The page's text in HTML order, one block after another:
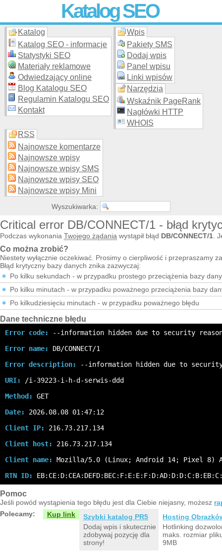
Katalog SEO
Skuteczna i promocja stron WWW –
moderowanego katalogu za darmo!
Katalog
Katalog SEO - informacje
Statystyki SEO
Materiały reklamowe
Odwiedzający online
Blog Katalogu SEO
Regulamin Katalogu SEO
Kontakt
Wpis
Pakiety SMS
Dodaj wpis
Panel wpisu
Linki wpisów
Narzędzia
Wskaźnik PageRank
Nagłówki HTTP
WHOIS
RSS
Najnowsze komentarze
Najnowsze wpisy
Najnowsze wpisy SMS
Najnowsze wpisy SEO
Najnowsze wpisy Mini
Wyszukiwarka:
Critical error DB/CONNECT/1 - błąd
Podczas wykonania Twojego żądania wystąpił błąd DB/CONNECT/1 .
Co można zrobić?
Niestety wyłącznie oczekiwać. Prosimy o cierpliwość i przepraszamy
Błąd krytyczny bazy danych znika zazwyczaj:
Po kilku sekundach - w przypadku prostego przeciążenia bazy
Po kilku minutach - w przypadku poważnego przeciążenia bazy
Po kilkudziesięciu minutach - w przypadku poważnego błędu
Dane techniczne błędu
Error code:
--information hidden due to security
Error name:
DB/CONNECT/1
Error description:
--information hidden due to
URI:
/i-39223-i-h-d-serwis-ddd
Method:
GET
Date:
2026.08.08 01:47:12
Client IP:
216.73.217.134
Client host:
216.73.217.134
Client name:
Mozilla/5.0 (Linux; Android 14; Pixel 8)
RTN ID:
Pomoc
Jeśli powód wystąpienia tego błędu jest dla Ciebie niejasny, możesz
Polecamy:
Kup link
Szybki katalog PR5
Dodaj wpis i skutecznie
zdobywaj pozycję dla
strony!
Hosting
Hotlinking
maks. rozmiar
9MB